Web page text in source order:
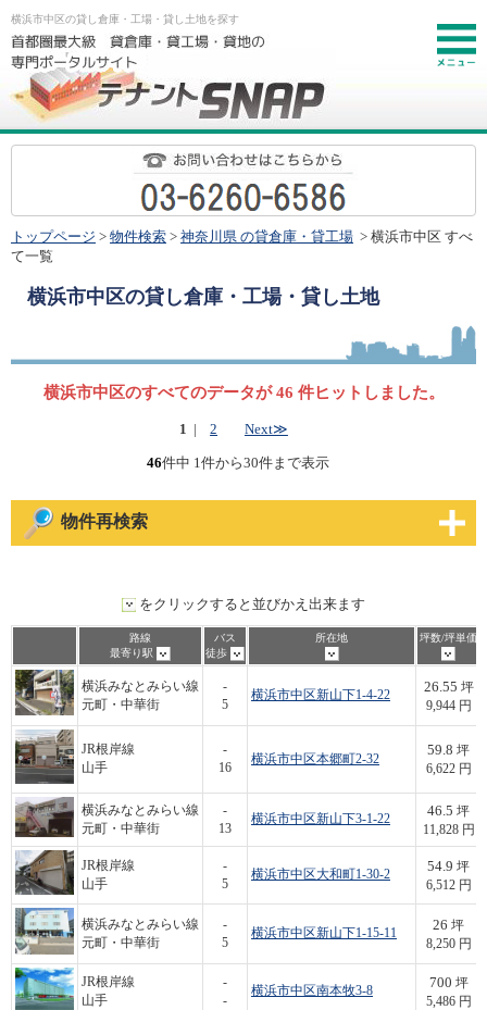
横浜市中区の貸し倉庫・工場・貸し土地を探す
トップページ > 物件検索 > 神奈川県 の貸倉庫・貸工場 > 横浜市中区 すべ
て一覧
横浜市中区の貸し倉庫・工場・貸し土地
横浜市中区のすべてのデータが 46 件ヒットしました。
1 2 Next≫
46件中 1件から30件まで表示
をクリックすると並びかえ出来ます
路線
最寄り駅
バス
徒歩
所在地 坪数/坪単価
横浜みなとみらい線
元町・中華街
-
5
横浜市中区新山下1-4-22
26.55 坪
9,944 円
JR根岸線
山手
-
16
横浜市中区本郷町2-32
59.8 坪
6,622 円
横浜みなとみらい線
元町・中華街
-
13
横浜市中区新山下3-1-22
46.5 坪
11,828 円
JR根岸線
山手
-
5
横浜市中区大和町1-30-2
54.9 坪
6,512 円
横浜みなとみらい線
元町・中華街
-
5
横浜市中区新山下1-15-11
26 坪
8,250 円
JR根岸線
山手
-
-
横浜市中区南本牧3-8
700 坪
5,486 円
物件再検索